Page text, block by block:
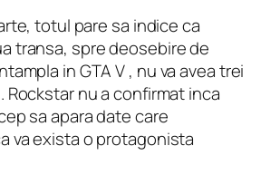
totul pare sa indice ca
transa, spre deosebire de
in GTA V , nu va avea trei
nu a confirmat inca
sa apara date care
va exista o protagonista